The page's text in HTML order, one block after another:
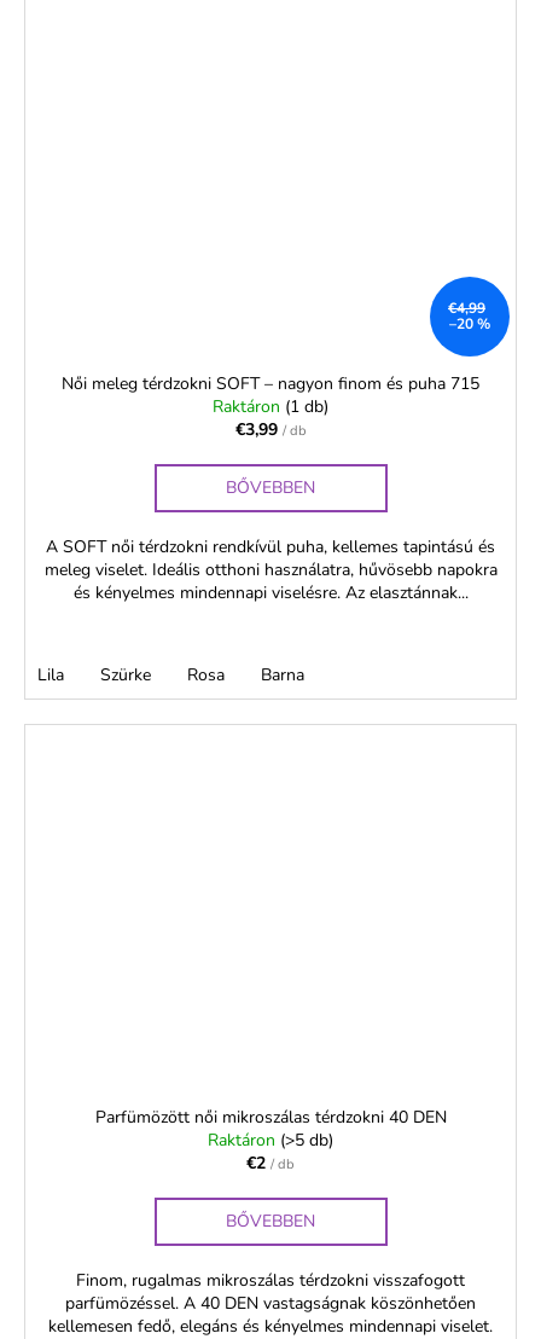
€4,99
–20 %
Női meleg térdzokni SOFT – nagyon finom és puha 715
Raktáron (1 db)
€3,99 / db
BŐVEBBEN
A SOFT női térdzokni rendkívül puha, kellemes tapintású és
meleg viselet. Ideális otthoni használatra, hűvösebb napokra
és kényelmes mindennapi viselésre. Az elasztánnak...
Lila Szürke Rosa Barna
Parfümözött női mikroszálas térdzokni 40 DEN
Raktáron (>5 db)
€2 / db
BŐVEBBEN
Finom, rugalmas mikroszálas térdzokni visszafogott
parfümözéssel. A 40 DEN vastagságnak köszönhetően
kellemesen fedő, elegáns és kényelmes mindennapi viselet.